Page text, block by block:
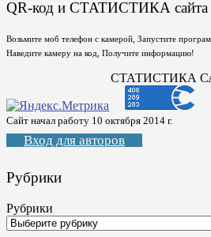
QR-код и СТАТИСТИКА сайта
Возьмите моб телефон с камерой, Запустите
Наведите камеру на код, Получите информацию!
СТАТИСТИКА
Сайт начал работу 10 октября 2014 г.
Вход для авторов
Рубрики
Рубрики